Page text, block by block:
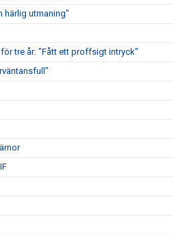
härlig utmaning"
tre år: "Fått ett proffsigt intryck"